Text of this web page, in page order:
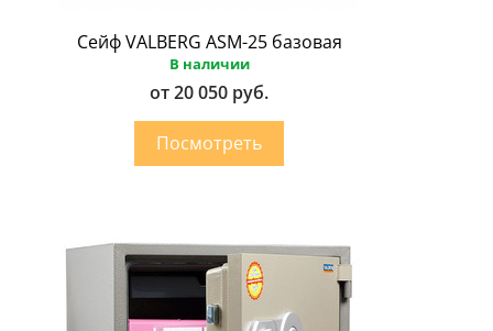
Сейф VALBERG ASM-25 базовая
В наличии
от 20 050 руб.